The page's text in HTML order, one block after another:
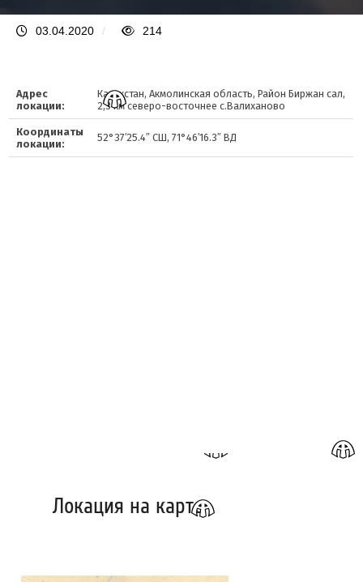
03.04.2020 / 214
Адрес
локации:
Казахстан, Акмолинская область, Район Биржан сал,
2,3 км северо-восточнее с.Валиханово
Координаты
локации:
52°37′25.4″ СШ, 71°46′16.3″ ВД
Локация на карте